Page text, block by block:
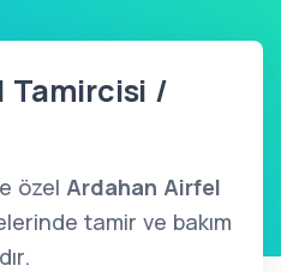
Tamircisi /
özel Ardahan Airfel
tamir ve bakım